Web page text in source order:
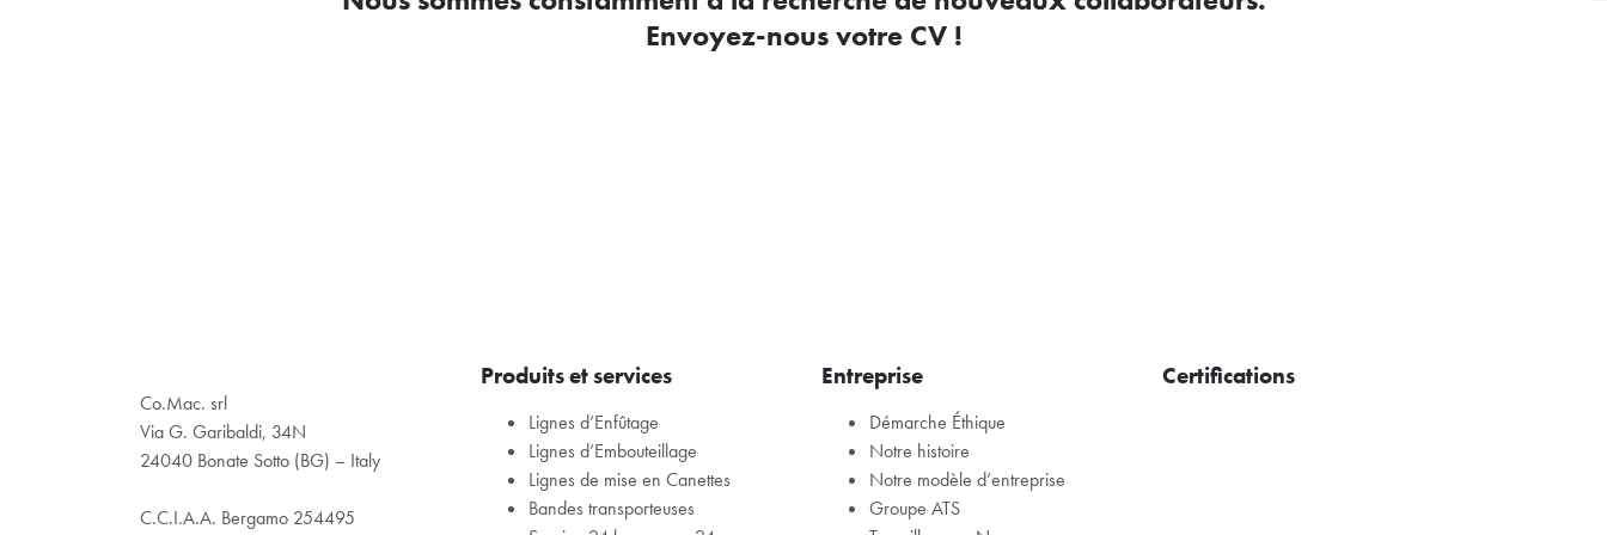
Envoyez-nous votre CV !
Co.Mac. srl
Via G. Garibaldi, 34N
24040 Bonate Sotto (BG) – Italy
C.C.I.A.A. Bergamo 254495
Produits et services
Lignes d’Enfûtage
Lignes d’Embouteillage
Lignes de mise en Canettes
Bandes transporteuses
Entreprise
Démarche Éthique
Notre histoire
Notre modèle d’entreprise
Groupe ATS
Certifications